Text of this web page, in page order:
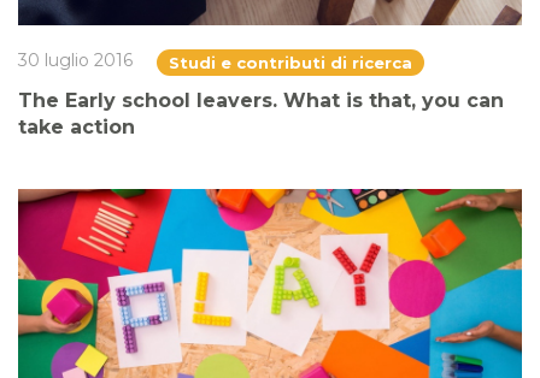
30 luglio 2016 Studi e contributi di ricerca
The Early school leavers. What is that, you can
take action